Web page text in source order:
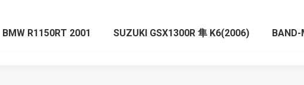
BMW R1150RT 2001 SUZUKI GSX1300R 隼 K6(2006) BAND-